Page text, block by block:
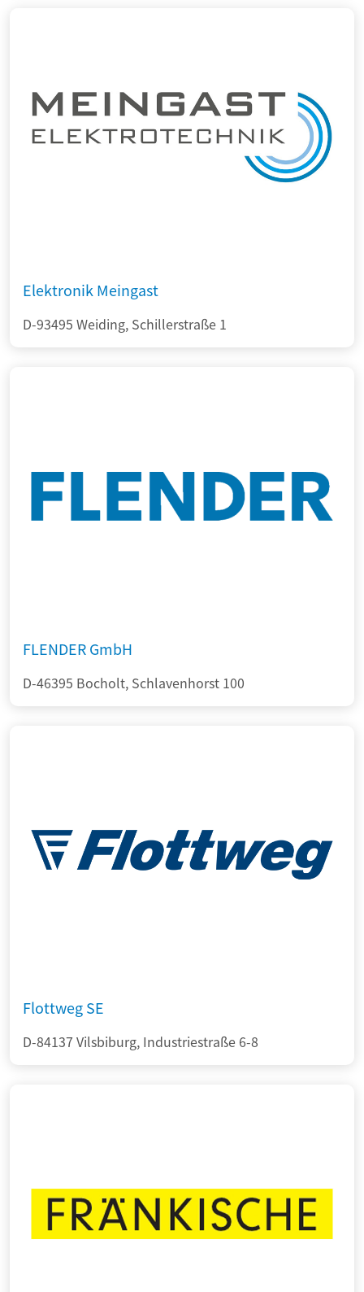
Elektronik Meingast
D-93495 Weiding, Schillerstraße 1
FLENDER GmbH
D-46395 Bocholt, Schlavenhorst 100
Flottweg SE
D-84137 Vilsbiburg, Industriestraße 6-8